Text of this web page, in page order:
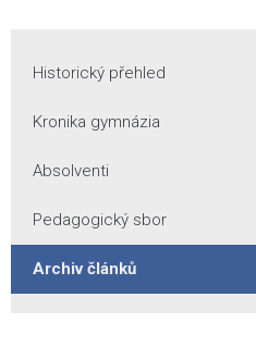
Historický přehled
Kronika gymnázia
Absolventi
Pedagogický sbor
Archiv článků